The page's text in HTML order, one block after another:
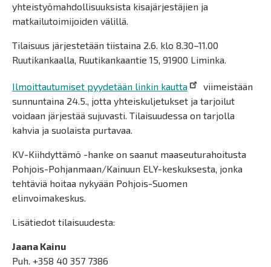
yhteistyömahdollisuuksista kisajärjestäjien ja
matkailutoimijoiden välillä.
Tilaisuus järjestetään tiistaina 2.6. klo 8.30–11.00
Ruutikankaalla, Ruutikankaantie 15, 91900 Liminka.
Ilmoittautumiset pyydetään linkin kautta
viimeistään
sunnuntaina 24.5., jotta yhteiskuljetukset ja tarjoilut
voidaan järjestää sujuvasti. Tilaisuudessa on tarjolla
kahvia ja suolaista purtavaa.
KV-Kiihdyttämö -hanke on saanut maaseuturahoitusta
Pohjois-Pohjanmaan/Kainuun ELY-keskuksesta, jonka
tehtäviä hoitaa nykyään Pohjois-Suomen
elinvoimakeskus.
Lisätiedot tilaisuudesta:
Jaana Kainu
Puh. +358 40 357 7386